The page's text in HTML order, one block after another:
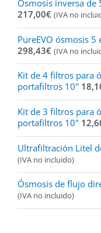
Ósmosis inversa de
217,00€Rango
de
precios:
desde
205,00€
hasta
217,00€
(IVA no
PureEVO ósmosis 5
298,43€Rango
de
precios:
desde
hasta
298,43€
(IVA no
Kit de 4 filtros para
portafiltros 10"
Kit de 3 filtros para
portafiltros 10"
Ultrafiltración Litel
(IVA no incluido)
Ósmosis de flujo
(IVA no incluido)